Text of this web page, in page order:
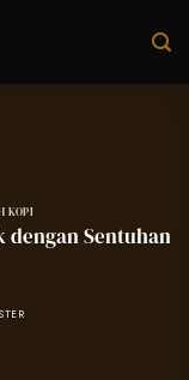
KOPI
dengan Sentuhan